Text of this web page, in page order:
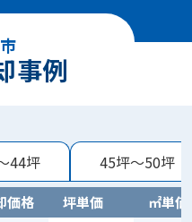
事例
44坪 45坪～50坪
価格 坪単価
㎡単価